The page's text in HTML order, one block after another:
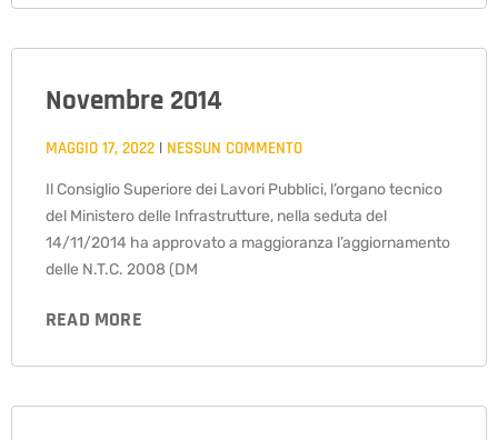
Novembre 2014
MAGGIO 17, 2022 NESSUN COMMENTO
Il Consiglio Superiore dei Lavori Pubblici, l’organo tecnico
del Ministero delle Infrastrutture, nella seduta del
14/11/2014 ha approvato a maggioranza l’aggiornamento
delle N.T.C. 2008 (DM
READ MORE